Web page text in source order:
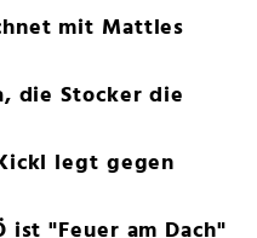
mit Mattles
die Stocker die
legt gegen